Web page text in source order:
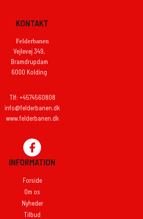
KONTAKT
Felderbanen
Vejlevej 349,
Bramdrupdam
6000 Kolding
Tlf: +4574560808
info@felderbanen.dk
www.felderbanen.dk
INFORMATION
Forside
Om os
Nyheder
Tilbud